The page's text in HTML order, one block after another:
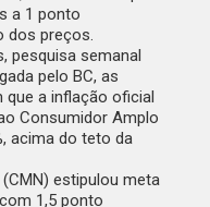
a 1 ponto
dos preços.
pesquisa semanal
pelo BC, as
que a inflação oficial
Consumidor Amplo
, acima do teto da
estipulou meta
1,5 ponto